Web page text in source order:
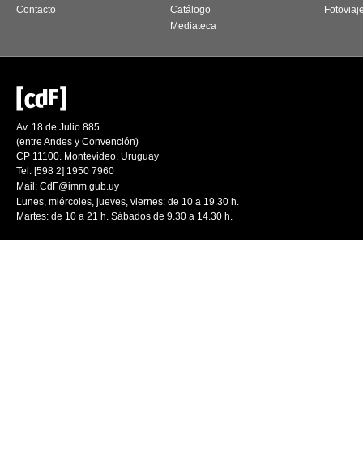
Contacto
Catálogo
Mediateca
Av. 18 de Julio 885
(entre Andes y Convención)
CP 11100. Montevideo. Uruguay
Tel: [598 2] 1950 7960
Mail: CdF@imm.gub.uy
Lunes, miércoles, jueves, viernes: de 10 a 19.30 h.
Martes: de 10 a 21 h. Sábados de 9.30 a 14.30 h.